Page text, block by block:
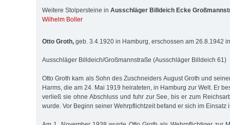
Weitere Stolpersteine in Ausschläger Billdeich Ecke
Wilhelm Boller
Otto Groth, geb. 3.4.1920 in Hamburg, erschossen am 26.8.1942
Ausschläger Billdeich/Großmannstraße (Ausschläger Billdeich 61)
Otto Groth kam als Sohn des Zuschneiders August Groth und
Harms, die am 24. Mai 1919 heirateten, in Hamburg zur Welt. Er
verließ sie ohne Abschluss und fuhr zur See, bis er zum
wurde. Vor Beginn seiner Wehrpflichtzeit befand er sich im Einsatz